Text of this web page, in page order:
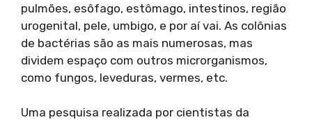
pulmões, esôfago, estômago, intestinos, região
urogenital, pele, umbigo, e por aí vai. As colônias
de bactérias são as mais numerosas, mas
dividem espaço com outros microrganismos,
como fungos, leveduras, vermes, etc.
Uma pesquisa realizada por cientistas da